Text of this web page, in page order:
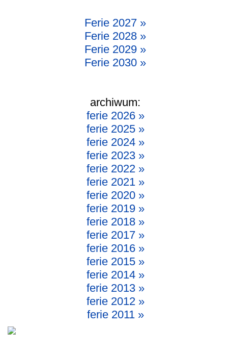
Ferie 2027 »
Ferie 2028 »
Ferie 2029 »
Ferie 2030 »
archiwum:
ferie 2026 »
ferie 2025 »
ferie 2024 »
ferie 2023 »
ferie 2022 »
ferie 2021 »
ferie 2020 »
ferie 2019 »
ferie 2018 »
ferie 2017 »
ferie 2016 »
ferie 2015 »
ferie 2014 »
ferie 2013 »
ferie 2012 »
ferie 2011 »